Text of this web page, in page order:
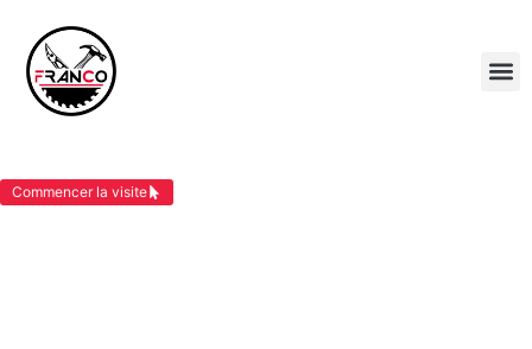
Commencer la visite